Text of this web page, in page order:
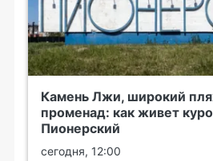
Камень Лжи, широкий
променад: как живет
Пионерский
сегодня, 12:00